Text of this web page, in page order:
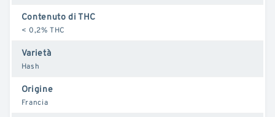
Contenuto di THC
< 0,2% THC
Varietà
Hash
Origine
Francia